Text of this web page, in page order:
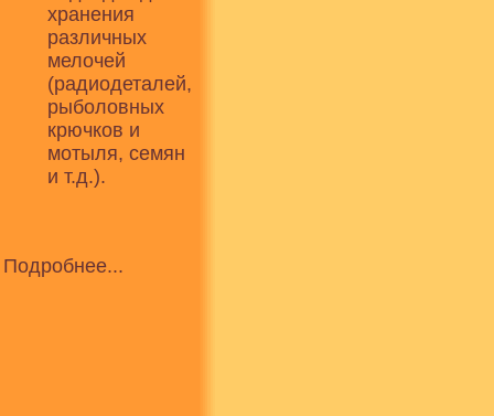
хранения
различных
мелочей
(радиодеталей,
рыболовных
крючков и
мотыля, семян
и т.д.).
Подробнее...